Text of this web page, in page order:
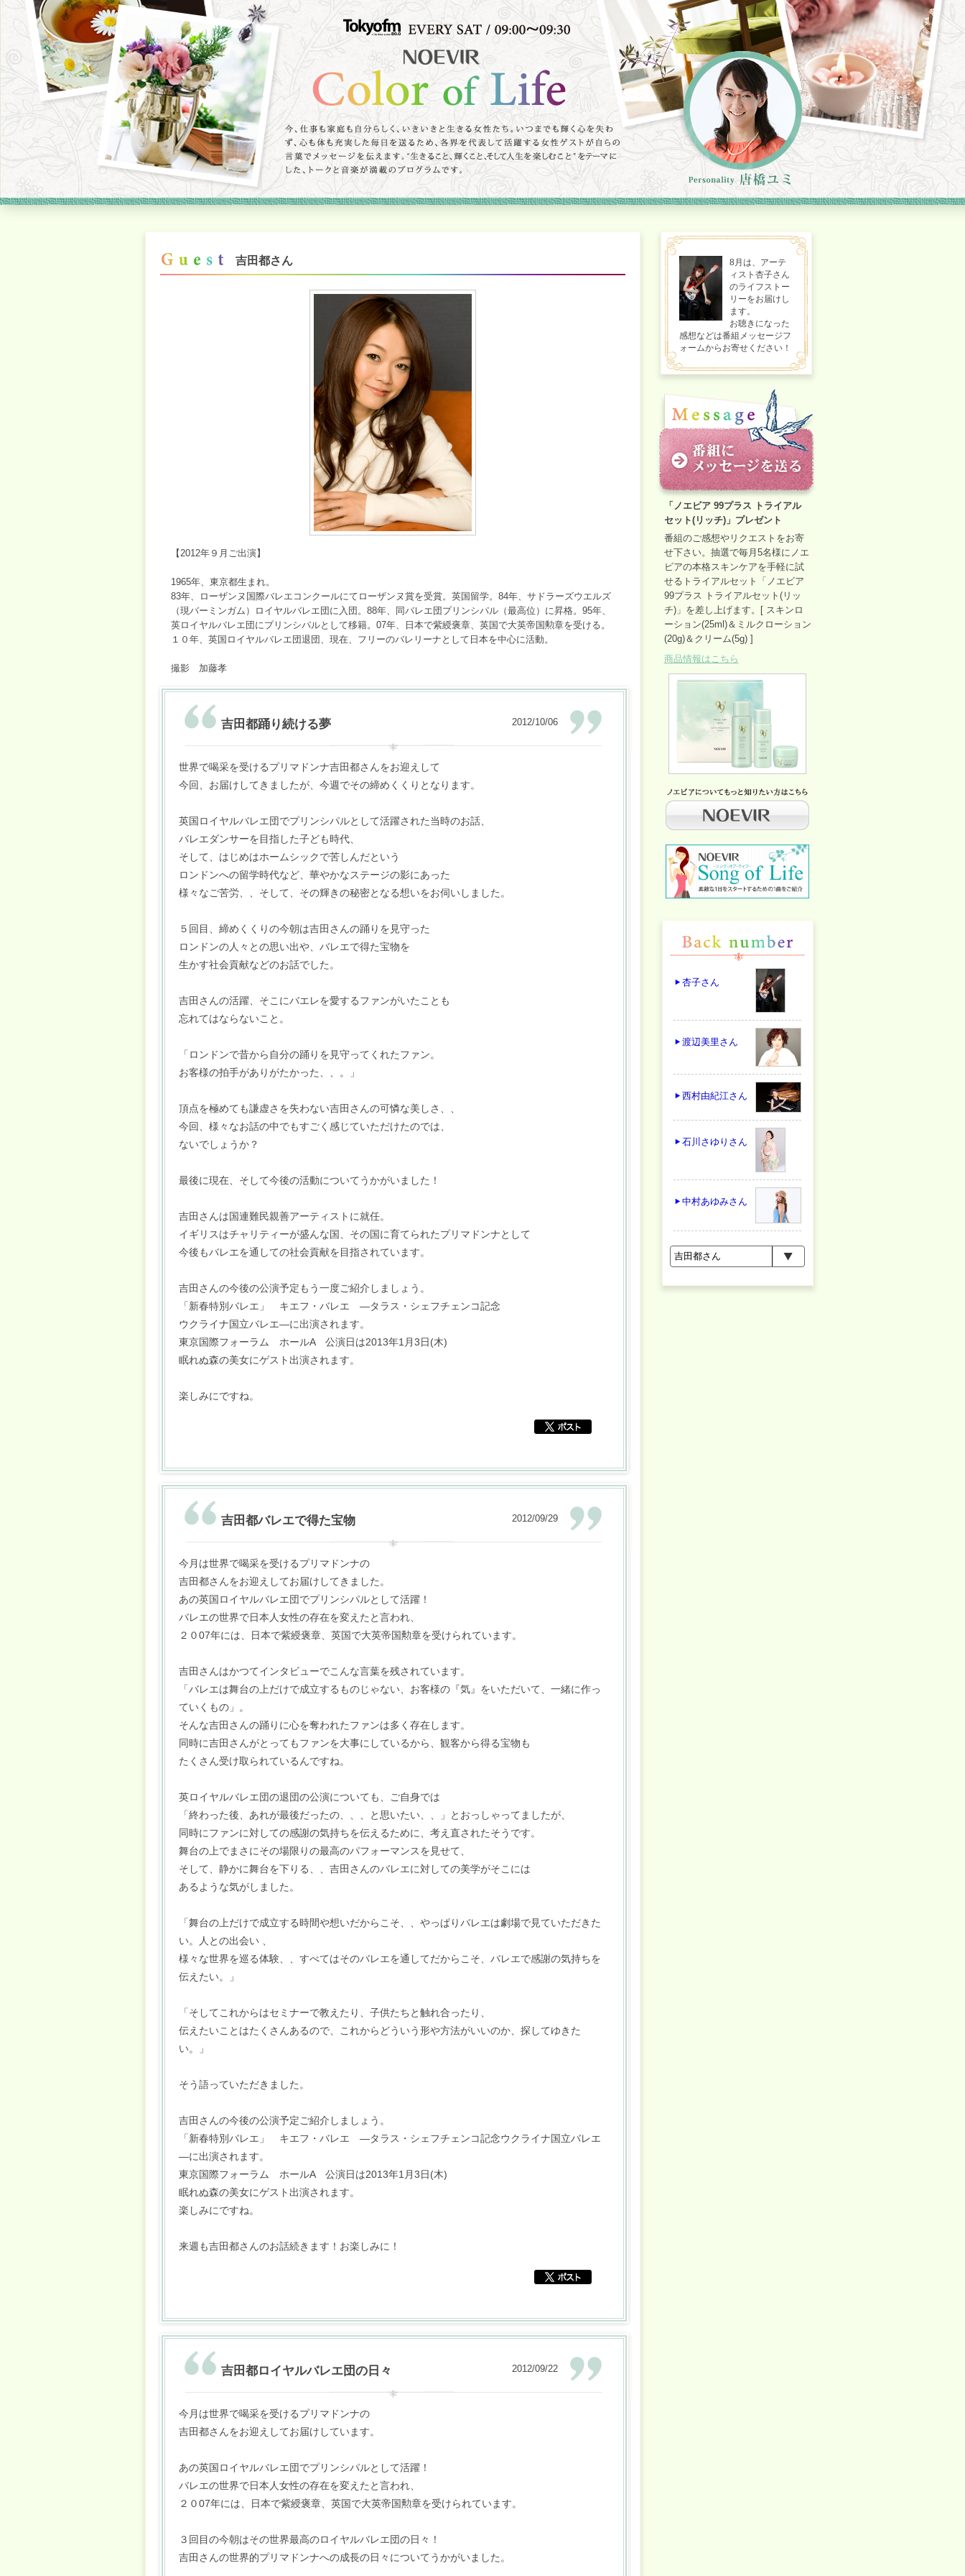
吉田都さん
【2012年９月ご出演】
1965年、東京都生まれ。
83年、ローザンヌ国際バレエコンクールにてローザンヌ賞を受賞。英国留学。84年、サドラーズウエルズ
（現バーミンガム）ロイヤルバレエ団に入団。88年、同バレエ団プリンシパル（最高位）に昇格。95年、
英ロイヤルバレエ団にプリンシパルとして移籍。07年、日本で紫綬褒章、英国で大英帝国勲章を受ける。
１０年、英国ロイヤルバレエ団退団、現在、フリーのバレリーナとして日本を中心に活動。
撮影 加藤孝
吉田都踊り続ける夢 2012/10/06
世界で喝采を受けるプリマドンナ吉田都さんをお迎えして
今回、お届けしてきましたが、今週でその締めくくりとなります。
英国ロイヤルバレエ団でプリンシパルとして活躍された当時のお話、
バレエダンサーを目指した子ども時代、
そして、はじめはホームシックで苦しんだという
ロンドンへの留学時代など、華やかなステージの影にあった
様々なご苦労、、そして、その輝きの秘密となる想いをお伺いしました。
５回目、締めくくりの今朝は吉田さんの踊りを見守った
ロンドンの人々との思い出や、バレエで得た宝物を
生かす社会貢献などのお話でした。
吉田さんの活躍、そこにバエレを愛するファンがいたことも
忘れてはならないこと。
「ロンドンで昔から自分の踊りを見守ってくれたファン。
お客様の拍手がありがたかった、、。」
頂点を極めても謙虚さを失わない吉田さんの可憐な美しさ、、
今回、様々なお話の中でもすごく感じていただけたのでは、
ないでしょうか？
最後に現在、そして今後の活動についてうかがいました！
吉田さんは国連難民親善アーティストに就任。
イギリスはチャリティーが盛んな国、その国に育てられたプリマドンナとして
今後もバレエを通しての社会貢献を目指されています。
吉田さんの今後の公演予定もう一度ご紹介しましょう。
「新春特別バレエ」 キエフ・バレエ ―タラス・シェフチェンコ記念
ウクライナ国立バレエ―に出演されます。
東京国際フォーラム ホールA 公演日は2013年1月3日(木)
眠れぬ森の美女にゲスト出演されます。
楽しみにですね。
吉田都バレエで得た宝物 2012/09/29
今月は世界で喝采を受けるプリマドンナの
吉田都さんをお迎えしてお届けしてきました。
あの英国ロイヤルバレエ団でプリンシパルとして活躍！
バレエの世界で日本人女性の存在を変えたと言われ、
２０07年には、日本で紫綬褒章、英国で大英帝国勲章を受けられています。
吉田さんはかつてインタビューでこんな言葉を残されています。
「バレエは舞台の上だけで成立するものじゃない、お客様の『気』をいただいて、一緒に作っ
ていくもの」。
そんな吉田さんの踊りに心を奪われたファンは多く存在します。
同時に吉田さんがとってもファンを大事にしているから、観客から得る宝物も
たくさん受け取られているんですね。
英ロイヤルバレエ団の退団の公演についても、ご自身では
「終わった後、あれが最後だったの、、、と思いたい、、」とおっしゃってましたが、
同時にファンに対しての感謝の気持ちを伝えるために、考え直されたそうです。
舞台の上でまさにその場限りの最高のパフォーマンスを見せて、
そして、静かに舞台を下りる、、吉田さんのバレエに対しての美学がそこには
あるような気がしました。
「舞台の上だけで成立する時間や想いだからこそ、、やっぱりバレエは劇場で見ていただきた
い。人との出会い 、
様々な世界を巡る体験、、すべてはそのバレエを通してだからこそ、バレエで感謝の気持ちを
伝えたい。」
「そしてこれからはセミナーで教えたり、子供たちと触れ合ったり、
伝えたいことはたくさんあるので、これからどういう形や方法がいいのか、探してゆきた
い。」
そう語っていただきました。
吉田さんの今後の公演予定ご紹介しましょう。
「新春特別バレエ」 キエフ・バレエ ―タラス・シェフチェンコ記念ウクライナ国立バレエ
―に出演されます。
東京国際フォーラム ホールA 公演日は2013年1月3日(木)
眠れぬ森の美女にゲスト出演されます。
楽しみにですね。
来週も吉田都さんのお話続きます！お楽しみに！
吉田都ロイヤルバレエ団の日々 2012/09/22
今月は世界で喝采を受けるプリマドンナの
吉田都さんをお迎えしてお届けしています。
あの英国ロイヤルバレエ団でプリンシパルとして活躍！
バレエの世界で日本人女性の存在を変えたと言われ、
２０07年には、日本で紫綬褒章、英国で大英帝国勲章を受けられています。
３回目の今朝はその世界最高のロイヤルバレエ団の日々！
吉田さんの世界的プリマドンナへの成長の日々についてうかがいました。
8月は、アーテ
ィスト杏子さん
のライフストー
リーをお届けし
ます。
お聴きになった
感想などは番組メッセージフ
ォームからお寄せください！
「ノエビア 99プラス トライアル
セット(リッチ)」プレゼント
番組のご感想やリクエストをお寄
せ下さい。抽選で毎月5名様にノエ
ビアの本格スキンケアを手軽に試
せるトライアルセット「ノエビア
99プラス トライアルセット(リッ
チ)」を差し上げます。[ スキンロ
ーション(25ml)＆ミルクローション
(20g)＆クリーム(5g) ]
商品情報はこちら
杏子さん
渡辺美里さん
西村由紀江さん
石川さゆり さん
中村あゆみさん